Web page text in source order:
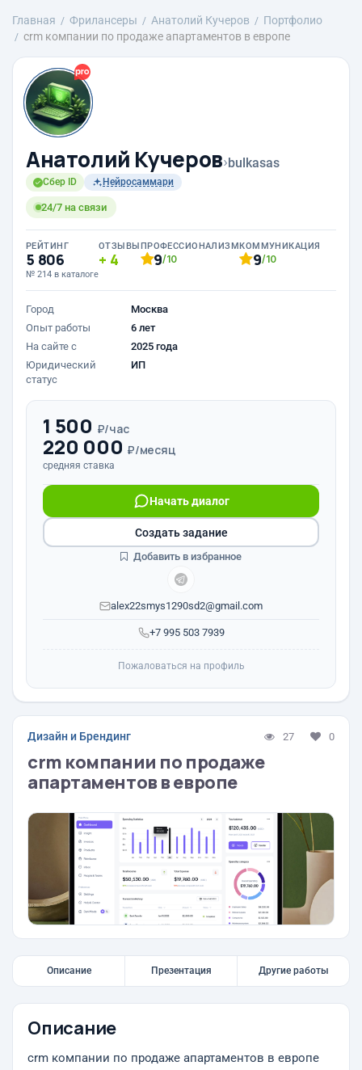
Главная Фрилансеры Анатолий Кучеров
Портфолио
crm компании по продаже апартаментов в европе
Анатолий Кучеров›bulkasas
Сбер ID Нейросаммари
24/7 на связи
РЕЙТИНГ
5 806
№ 214 в каталоге
ОТЗЫВЫ
4
ПРОФЕССИОНАЛИЗМ
9/10
КОММУНИКАЦИЯ
9/10
Город
Москва
Опыт работы
6 лет
На сайте с
2025 года
Юридический
статус
ИП
1 500 ₽/час
220 000 ₽/месяц
средняя ставка
+7 995 503 7939
Начать диалог
alex22smys1290sd2@gmail.com
Создать задание
Добавить в избранное
Пожаловаться на профиль
Дизайн и Брендинг 27 0
crm компании по продаже
апартаментов в европе
Описание Презентация Другие работы
Описание
crm компании по продаже апартаментов в европе